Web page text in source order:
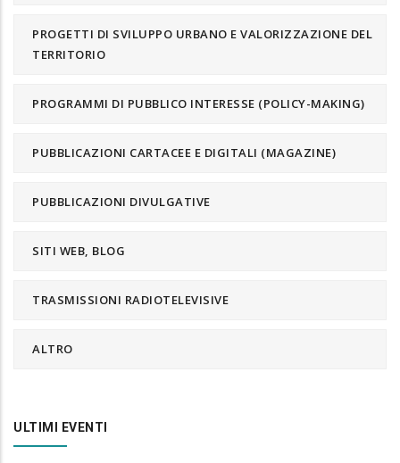
PROGETTI DI SVILUPPO URBANO E VALORIZZAZIONE DEL
TERRITORIO
PROGRAMMI DI PUBBLICO INTERESSE (POLICY-MAKING)
PUBBLICAZIONI CARTACEE E DIGITALI (MAGAZINE)
PUBBLICAZIONI DIVULGATIVE
SITI WEB, BLOG
TRASMISSIONI RADIOTELEVISIVE
ALTRO
ULTIMI EVENTI